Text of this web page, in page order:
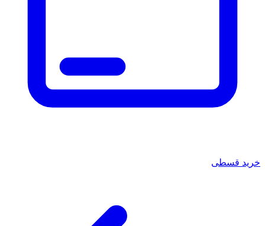
خرید قسطی